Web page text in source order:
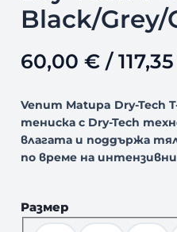
Black/Grey/
60,00 €/
Venum Matupa Dry-Tech
тениска с Dry-Tech
влагата и поддържа
по време на
Размер